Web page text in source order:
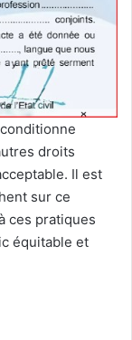
droits
Il est
sur ce
ces pratiques
équitable et